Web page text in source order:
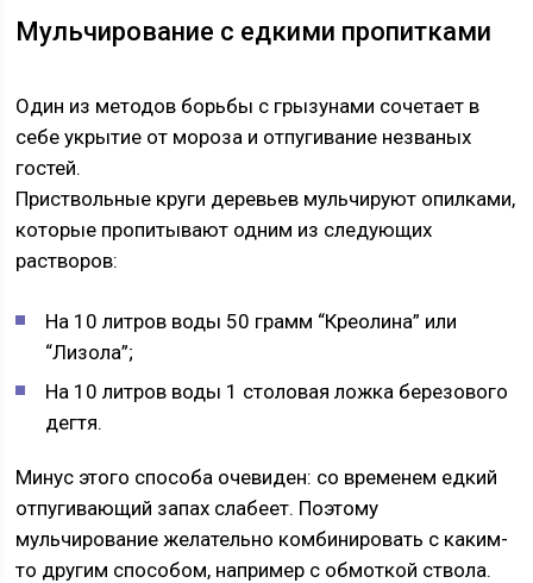
Мульчирование с едкими пропитками
Один из методов борьбы с грызунами сочетает в
себе укрытие от мороза и отпугивание незваных
гостей.
Приствольные круги деревьев мульчируют опилками,
которые пропитывают одним из следующих
растворов:
На 10 литров воды 50 грамм “Креолина” или
“Лизола”;
На 10 литров воды 1 столовая ложка березового
дегтя.
Минус этого способа очевиден: со временем едкий
отпугивающий запах слабеет. Поэтому
мульчирование желательно комбинировать с каким-
то другим способом, например с обмоткой ствола.